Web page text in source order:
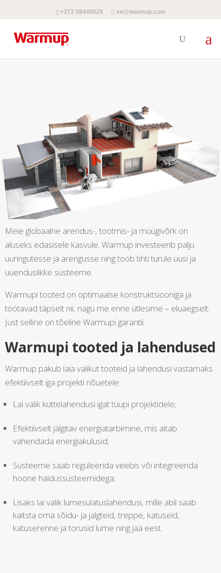
+372 58440028 ee@warmup.com
Meie globaalne arendus-, tootmis- ja müügivõrk on
aluseks edasisele kasvule. Warmup investeerib palju
uuringutesse ja arengusse ning toob tihti turule uusi ja
uuenduslikke süsteeme.
Warmupi tooted on optimaalse konstruktsiooniga ja
töötavad täpselt nii, nagu me enne ütlesime – eluaegselt.
Just selline on tõeline Warmupi garantii.
Warmupi tooted ja lahendused
Warmup pakub laia valikut tooteid ja lahendusi vastamaks
efektiivselt iga projekti nõuetele:
Lai valik küttelahendusi igat tüüpi projektidele;
Efektiivselt jälgitav energiatarbimine, mis aitab
vähendada energiakulusid;
Süsteeme saab reguleerida veebis või integreerida
hoone haldussüsteemidega;
Lisaks lai valik lumesulatuslahendusi, mille abil saab
kaitsta oma sõidu- ja jalgteid, treppe, katuseid,
katuserenne ja torusid lume ning jää eest.